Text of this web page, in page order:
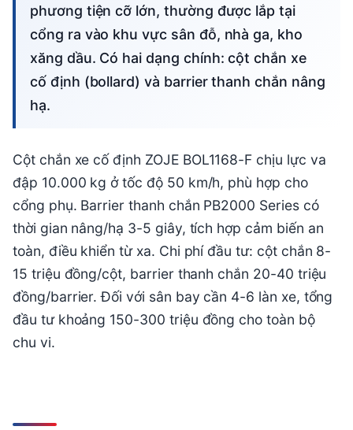
phương tiện cỡ lớn, thường được lắp tại
cổng ra vào khu vực sân đỗ, nhà ga, kho
xăng dầu. Có hai dạng chính: cột chắn xe
cố định (bollard) và barrier thanh chắn nâng
hạ.
Cột chắn xe cố định ZOJE BOL1168-F chịu lực va
đập 10.000 kg ở tốc độ 50 km/h, phù hợp cho
cổng phụ. Barrier thanh chắn PB2000 Series có
thời gian nâng/hạ 3-5 giây, tích hợp cảm biến an
toàn, điều khiển từ xa. Chi phí đầu tư: cột chắn 8-
15 triệu đồng/cột, barrier thanh chắn 20-40 triệu
đồng/barrier. Đối với sân bay cần 4-6 làn xe, tổng
đầu tư khoảng 150-300 triệu đồng cho toàn bộ
chu vi.